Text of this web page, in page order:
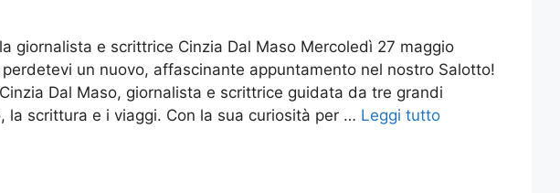
giornalista e scrittrice Cinzia Dal Maso Mercoledì 27 maggio
un nuovo, affascinante appuntamento nel nostro Salotto!
Dal Maso, giornalista e scrittrice guidata da tre grandi
la scrittura e i viaggi. Con la sua curiosità per … Leggi tutto